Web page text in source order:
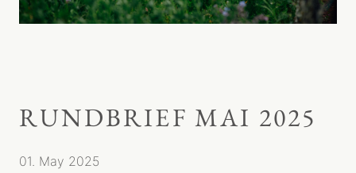
RUNDBRIEF MAI 2025
01. May 2025